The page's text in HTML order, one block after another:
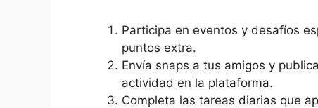
Participa en eventos y desafíos
puntos‍ extra.
Envía snaps a tus amigos y
actividad ⁣en la ‍plataforma.
Completa las tareas diarias que